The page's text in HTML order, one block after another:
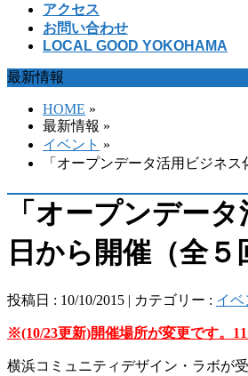
アクセス
お問い合わせ
LOCAL GOOD YOKOHAMA
最新情報
HOME »
最新情報 »
イベント »
「オープンデータ活用ビジネ
「オープンデー
日から開催（全５
投稿日 : 10/10/2015 | カテゴリー : イベ
※(10/23更新)開催場所が変更です。
横浜コミュニティデザイン・ラボが